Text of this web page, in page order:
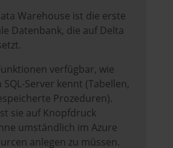
Warehouse ist die erste
Datenbank, die auf Delta
verfügbar, wie
SQL-Server kennt (Tabellen,
Prozeduren).
sie auf Knopfdruck
umständlich im Azure
anlegen zu müssen.